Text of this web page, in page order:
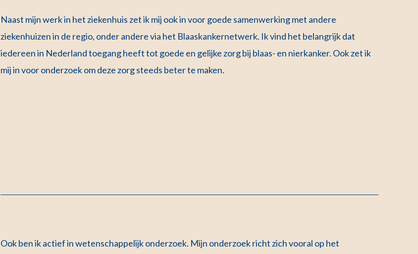
Naast mijn werk in het ziekenhuis zet ik mij ook in voor goede samenwerking met andere
ziekenhuizen in de regio, onder andere via het Blaaskankernetwerk. Ik vind het belangrijk dat
iedereen in Nederland toegang heeft tot goede en gelijke zorg bij blaas- en nierkanker. Ook zet ik
mij in voor onderzoek om deze zorg steeds beter te maken.
Ook ben ik actief in wetenschappelijk onderzoek. Mijn onderzoek richt zich vooral op het